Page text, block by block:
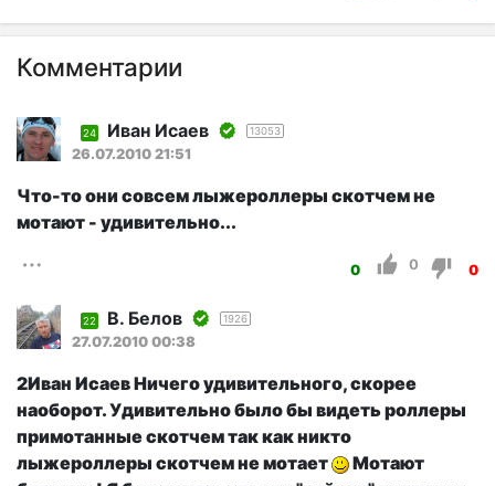
Комментарии
24 Иван Исаев 13053
26.07.2010 21:51
Что-то они совсем лыжероллеры скотчем не
мотают - удивительно...
0 0 0
22 В. Белов 1926
27.07.2010 00:38
2Иван Исаев Ничего удивительного, скорее
наоборот. Удивительно было бы видеть роллеры
примотанные скотчем так как никто
лыжероллеры скотчем не мотает
Мотают